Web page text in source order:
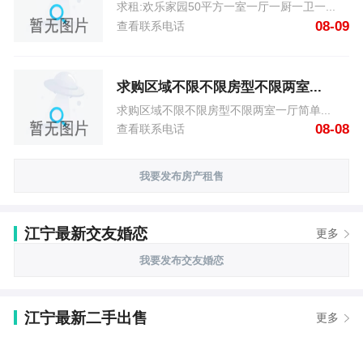
求租:欢乐家园50平方一室一厅一厨一卫一...
查看联系电话
08-09
求购区域不限不限房型不限两室...
求购区域不限不限房型不限两室一厅简单...
查看联系电话
08-08
我要发布房产租售
江宁最新交友婚恋 更多
我要发布交友婚恋
江宁最新二手出售 更多